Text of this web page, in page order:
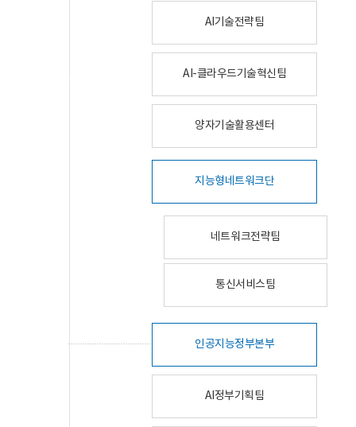
AI기술전략팀
AI-클라우드기술혁신팀
양자기술활용센터
지능형네트워크단
네트워크전략팀
통신서비스팀
인공지능정부본부
AI정부기획팀